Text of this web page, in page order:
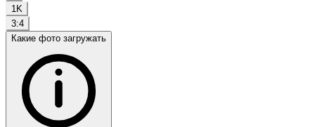
1K
3:4
Какие фото загружать